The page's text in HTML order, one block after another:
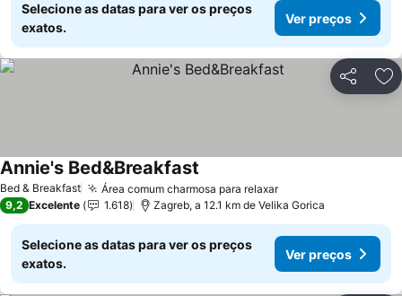
Selecione as datas para ver os preços
exatos.
Ver preços
Partilhar
Bed & Breakfast Área comum charmosa para relaxarVer preços
Annie's Bed&Breakfast
9,2 Excelente 1.618 Zagreb, a 12.1 km de Velika Gorica
Selecione as datas para ver os preços
exatos.
Ver preços